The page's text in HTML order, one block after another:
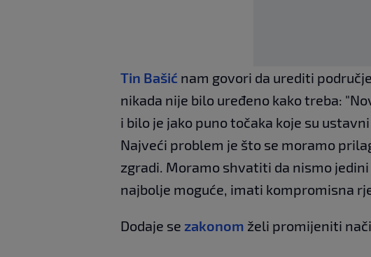
Tin Bašić nam govori da urediti
nikada nije bilo uređeno kako treba:
i bilo je jako puno točaka koje su
Najveći problem je što se moramo
zgradi. Moramo shvatiti da nismo
najbolje moguće, imati kompromisna
Dodaje se zakonom želi promijeniti